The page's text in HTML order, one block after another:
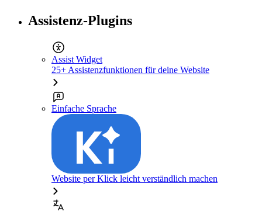
Assistenz-Plugins
Assist Widget
25+ Assistenzfunktionen für deine Website
Einfache Sprache
Website per Klick leicht verständlich machen